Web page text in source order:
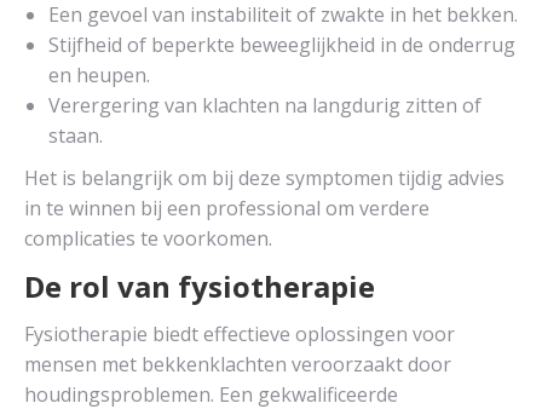
Een gevoel van instabiliteit of zwakte in het bekken.
Stijfheid of beperkte beweeglijkheid in de onderrug
en heupen.
Verergering van klachten na langdurig zitten of
staan.
Het is belangrijk om bij deze symptomen tijdig advies
in te winnen bij een professional om verdere
complicaties te voorkomen.
De rol van fysiotherapie
Fysiotherapie biedt effectieve oplossingen voor
mensen met bekkenklachten veroorzaakt door
houdingsproblemen. Een gekwalificeerde